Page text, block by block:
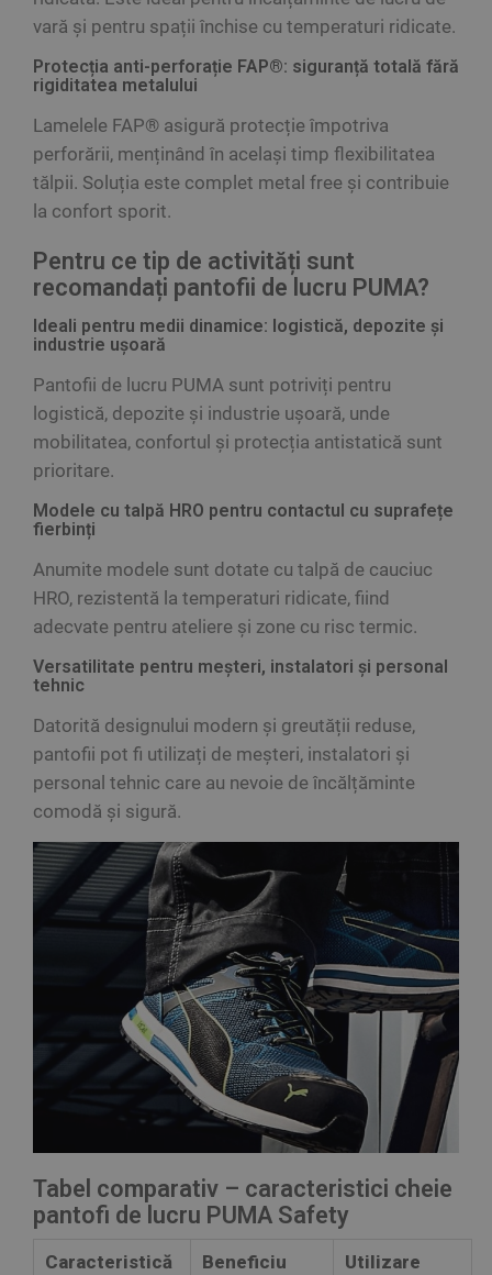
vară și pentru spații închise cu temperaturi ridicate.
Protecția anti-perforație FAP®: siguranță totală fără
rigiditatea metalului
Lamelele FAP® asigură protecție împotriva
perforării, menținând în același timp flexibilitatea
tălpii. Soluția este complet metal free și contribuie
la confort sporit.
Pentru ce tip de activități sunt
recomandați pantofii de lucru PUMA?
Ideali pentru medii dinamice: logistică, depozite și
industrie ușoară
Pantofii de lucru PUMA sunt potriviți pentru
logistică, depozite și industrie ușoară, unde
mobilitatea, confortul și protecția antistatică sunt
prioritare.
Modele cu talpă HRO pentru contactul cu suprafețe
fierbinți
Anumite modele sunt dotate cu talpă de cauciuc
HRO, rezistentă la temperaturi ridicate, fiind
adecvate pentru ateliere și zone cu risc termic.
Versatilitate pentru meșteri, instalatori și personal
tehnic
Datorită designului modern și greutății reduse,
pantofii pot fi utilizați de meșteri, instalatori și
personal tehnic care au nevoie de încălțăminte
comodă și sigură.
Tabel comparativ – caracteristici cheie
pantofi de lucru PUMA Safety
Caracteristică
Beneficiu
Utilizare